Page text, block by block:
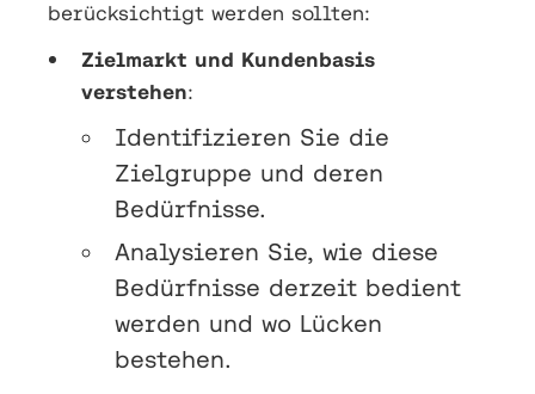
berücksichtigt werden sollten:
Zielmarkt und Kundenbasis
verstehen:
Identifizieren Sie die
Zielgruppe und deren
Bedürfnisse.
Analysieren Sie, wie diese
Bedürfnisse derzeit bedient
werden und wo Lücken
bestehen.